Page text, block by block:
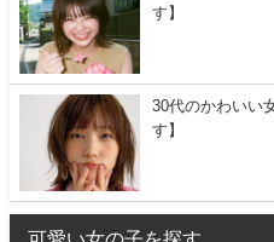
す】
30代のかわいい
す】